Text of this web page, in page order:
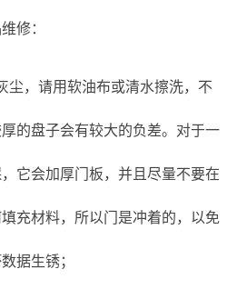
修：
尘，请用软油布或清水擦洗，不
的盘子会有较大的负差。对于一
它会加厚门板，并且尽量不要在
充材料，所以门是冲着的，以免
据生锈；